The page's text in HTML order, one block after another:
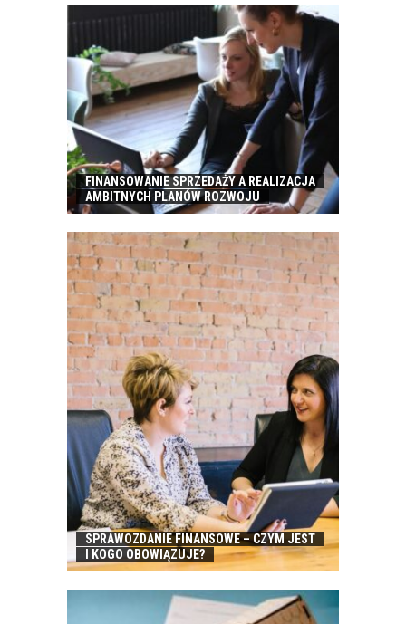
FINANSOWANIE SPRZEDAŻY A REALIZACJA
AMBITNYCH PLANÓW ROZWOJU
SPRAWOZDANIE FINANSOWE – CZYM JEST
I KOGO OBOWIĄZUJE?